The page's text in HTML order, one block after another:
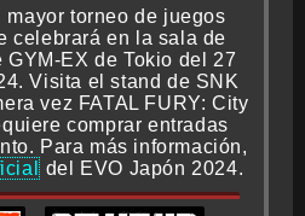
mayor torneo de juegos
celebrará en la sala de
EX de Tokio del 27
Visita el stand de SNK
vez FATAL FURY: City
comprar entradas
Para más información,
del EVO Japón 2024.